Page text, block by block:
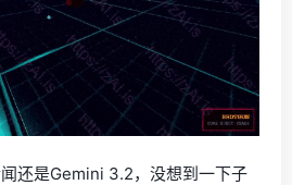
还是Gemini 3.2，没想到一下子